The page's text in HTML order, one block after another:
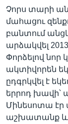
Չորս տարի
մահացու
բանտում
արձակվել
Փորձելով նոր
ակտիվորեն
ըդգրկվել է
երրոդ խավի՝
Մինեսոտա էր
աշխատանք և